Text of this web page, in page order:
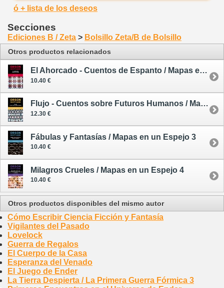
ó + lista de los deseos
Secciones
Ediciones B / Zeta > Bolsillo Zeta/B de Bolsillo
Otros productos relacionados
El Ahorcado - Cuentos de Espanto / Mapas en un Espejo 1
10.40 €
Flujo - Cuentos sobre Futuros Humanos / Mapas en un Espejo 2
12.30 €
Fábulas y Fantasías / Mapas en un Espejo 3
10.40 €
Milagros Crueles / Mapas en un Espejo 4
10.40 €
Otros productos disponibles del mismo autor
Cómo Escribir Ciencia Ficción y Fantasía
Vigilantes del Pasado
Lovelock
Guerra de Regalos
El Cuerpo de la Casa
Esperanza del Venado
El Juego de Ender
La Tierra Despierta / La Primera Guerra Fórmica 3